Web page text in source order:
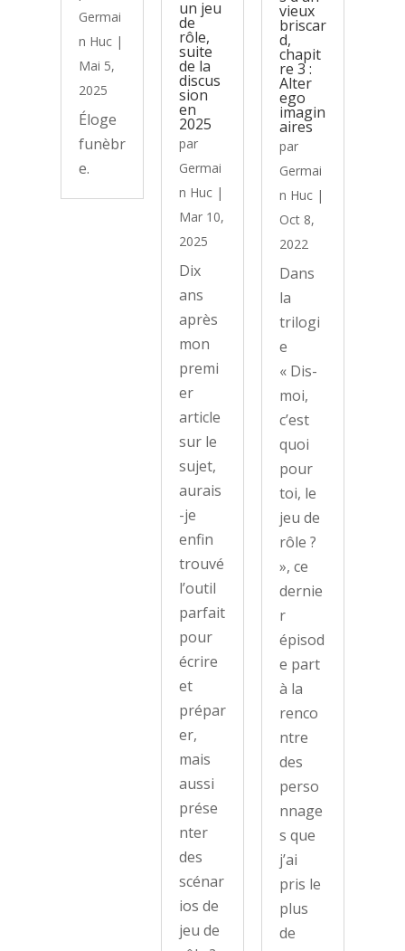
Germai
n Huc |
Mai 5,
2025
Éloge
funèbr
e.
un jeu
de
rôle,
suite
de la
discus
sion
en
2025
par
Germai
n Huc |
Mar 10,
2025
Dix
ans
après
mon
premi
er
article
sur le
sujet,
aurais
-je
enfin
trouvé
l’outil
parfait
pour
écrire
et
prépar
er,
mais
aussi
prése
nter
des
scénar
ios de
jeu de
vieux
briscar
d,
chapit
re 3 :
Alter
ego
imagin
aires
par
Germai
n Huc|
Oct 8,
2022
Dans
la
trilogi
e
« Dis-
moi,
c’est
quoi
pour
toi, le
jeu de
rôle ?
», ce
dernie
r
épisod
e part
à la
renco
ntre
des
perso
nnage
s que
j’ai
pris le
plus
de